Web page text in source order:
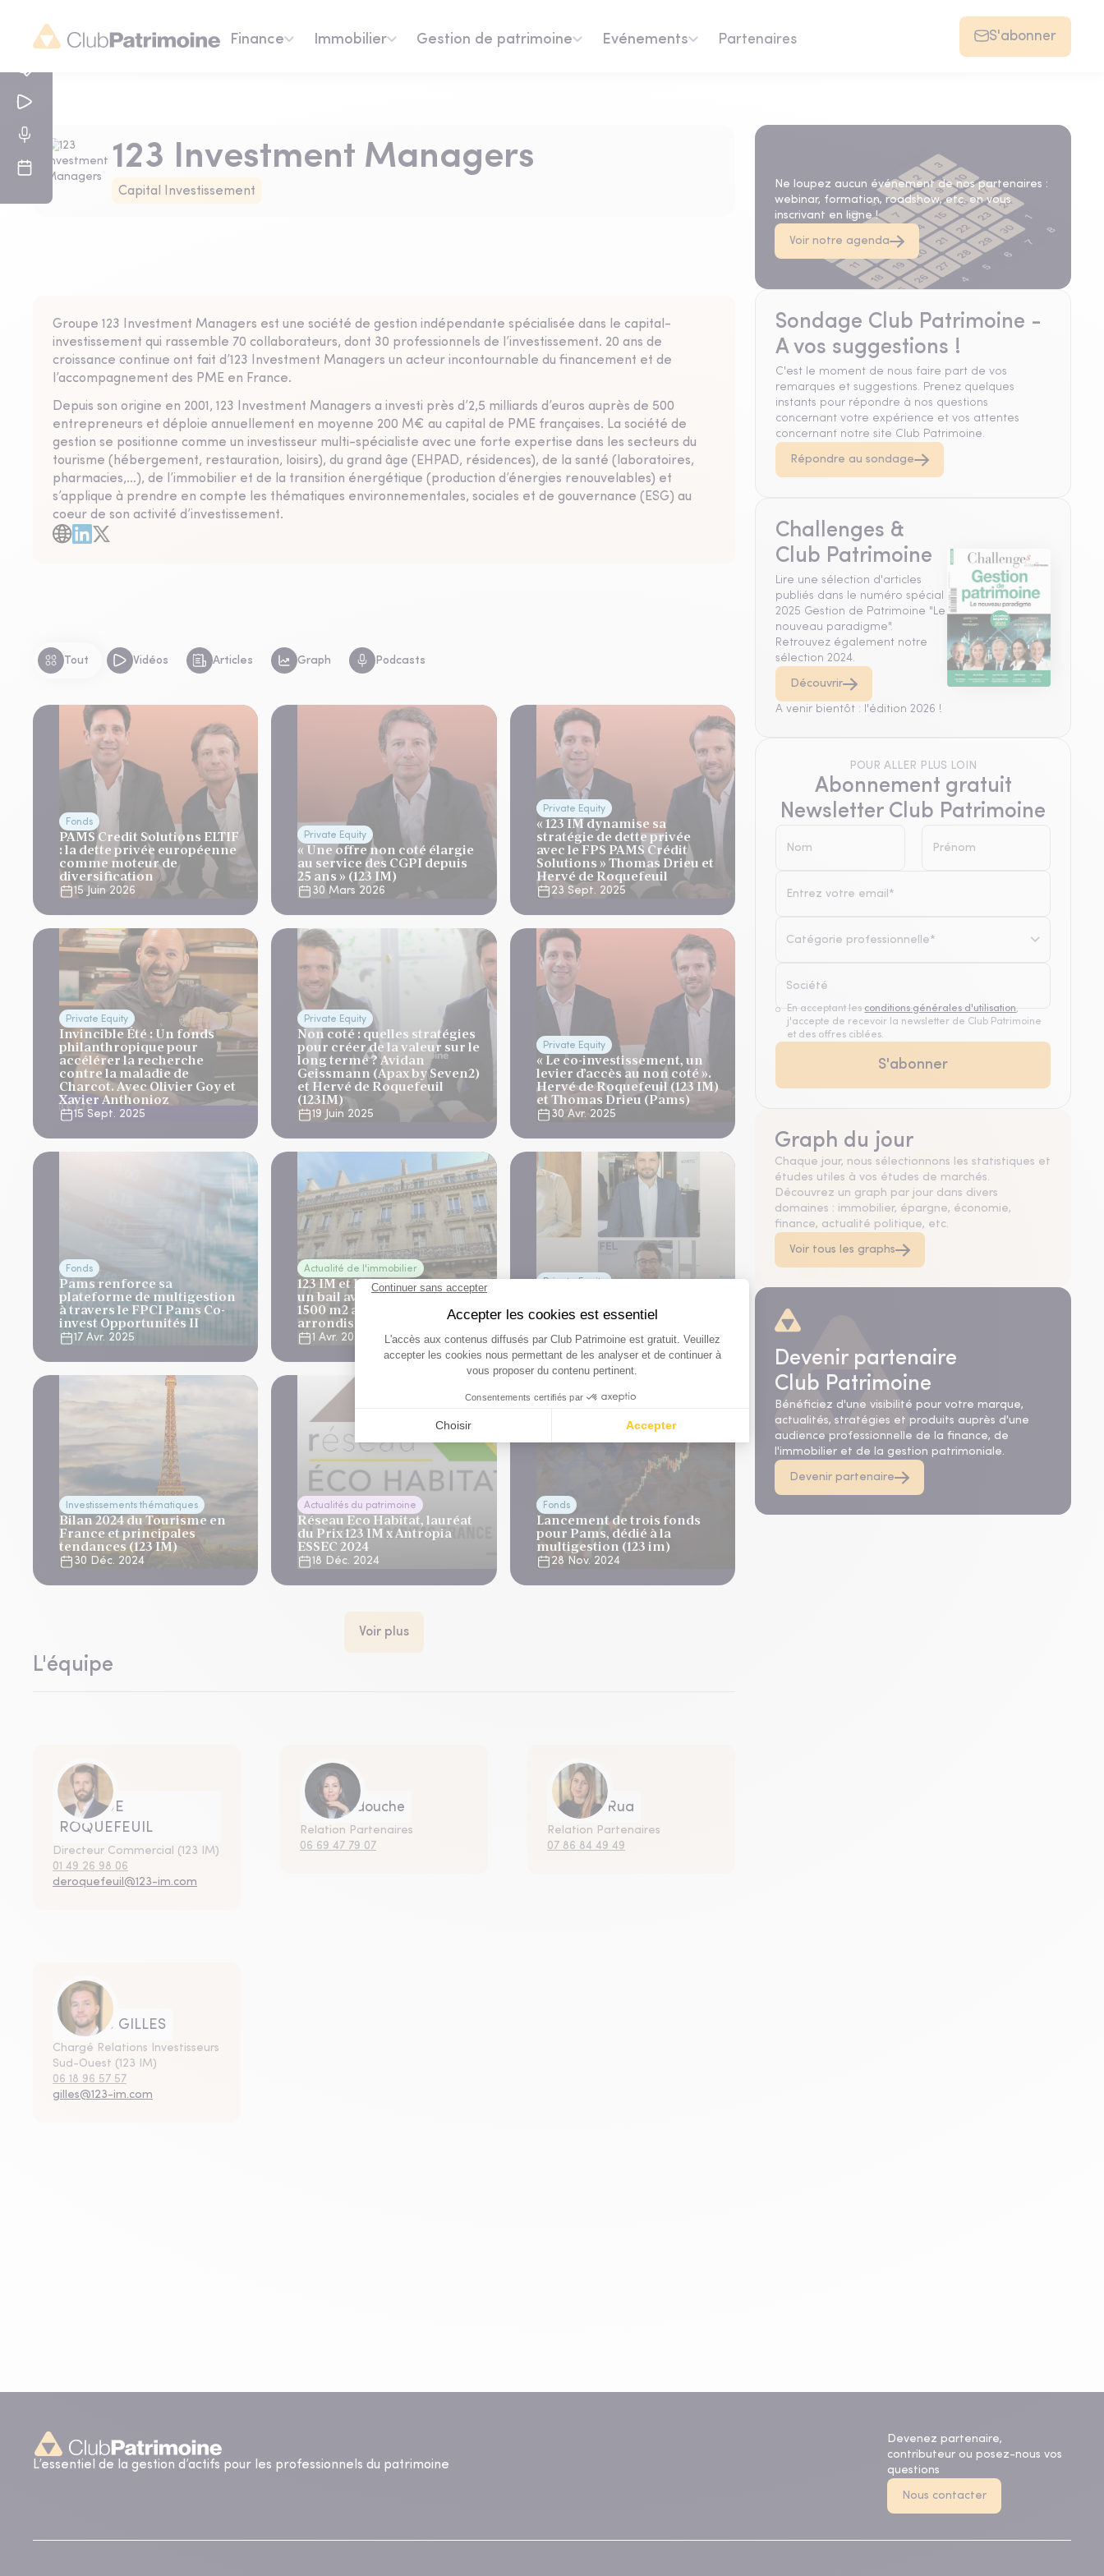
Finance Immobilier Gestion de patrimoine Evénements Partenaires S'abonner
123 Investment Managers
Capital Investissement
Groupe 123 Investment Managers est une société de gestion indépendante spécialisée dans le capital-
investissement qui rassemble 70 collaborateurs, dont 30 professionnels de l’investissement. 20 ans de
croissance continue ont fait d’123 Investment Managers un acteur incontournable du financement et de
l’accompagnement des PME en France.
Depuis son origine en 2001, 123 Investment Managers a investi près d’2,5 milliards d’euros auprès de 500
entrepreneurs et déploie annuellement en moyenne 200 M€ au capital de PME françaises. La société de
gestion se positionne comme un investisseur multi-spécialiste avec une forte expertise dans les secteurs du
tourisme (hébergement, restauration, loisirs), du grand âge (EHPAD, résidences), de la santé (laboratoires,
pharmacies,…), de l’immobilier et de la transition énergétique (production d’énergies renouvelables) et
s’applique à prendre en compte les thématiques environnementales, sociales et de gouvernance (ESG) au
coeur de son activité d’investissement.
Tout Vidéos Articles Graph Podcasts
Fonds
PAMS Credit Solutions ELTIF
: la dette privée européenne
comme moteur de
diversification
15 Juin 2026
Private Equity
« Une offre non coté élargie
au service des CGPI depuis
25 ans » (123 IM)
30 Mars 2026
Private Equity
« 123 IM dynamise sa
stratégie de dette privée
avec le FPS PAMS Crédit
Solutions » Thomas Drieu et
Hervé de Roquefeuil
23 Sept. 2025
Private Equity
Invincible Été : Un fonds
philanthropique pour
accélérer la recherche
contre la maladie de
Charcot. Avec Olivier Goy et
Xavier Anthonioz
15 Sept. 2025
Private Equity
Non coté : quelles stratégies
pour créer de la valeur sur le
long terme ? Avidan
Geissmann (Apax by Seven2)
et Hervé de Roquefeuil
(123IM)
19 Juin 2025
Private Equity
« Le co-investissement, un
levier d’accès au non coté ».
Hervé de Roquefeuil (123 IM)
et Thomas Drieu (Pams)
30 Avr. 2025
Fonds
Pams renforce sa
plateforme de multigestion
à travers le FPCI Pams Co-
invest Opportunités II
17 Avr. 2025
Actualité de l'immobilier
123 IM et Left Bank signent
un bail avec Flexliving de
1500 m2 au coeur du 8e
arrondissement de Paris
1 Avr. 2025
Private Equity
les secteurs les plus
attractifs ?
11 Févr. 2025
Investissements thématiques
Bilan 2024 du Tourisme en
France et principales
tendances (123 IM)
30 Déc. 2024
Actualités du patrimoine
Réseau Eco Habitat, lauréat
du Prix 123 IM x Antropia
ESSEC 2024
18 Déc. 2024
Fonds
Lancement de trois fonds
pour Pams, dédié à la
multigestion (123 im)
28 Nov. 2024
Voir plus
L'équipe
Hervé DE
ROQUEFEUIL
Directeur Commercial (123 IM)
01 49 26 98 06
deroquefeuil@123-im.com
Leila Hidouche
Relation Partenaires
06 69 47 79 07
Marina Rua
Relation Partenaires
07 86 84 49 49
Maxime GILLES
Chargé Relations Investisseurs
Sud-Ouest (123 IM)
06 18 96 57 57
gilles@123-im.com
Ne loupez aucun événement de nos partenaires :
webinar, formation, roadshow, etc. en vous
inscrivant en ligne !
Voir notre agenda
Sondage Club Patrimoine -
A vos suggestions !
C'est le moment de nous faire part de vos
remarques et suggestions. Prenez quelques
instants pour répondre à nos questions
concernant votre expérience et vos attentes
concernant notre site Club Patrimoine.
Répondre au sondage
Challenges &
Club Patrimoine
Lire une sélection d'articles
publiés dans le numéro spécial
2025 Gestion de Patrimoine "Le
nouveau paradigme".
Retrouvez également notre
sélection 2024.
Découvrir
A venir bientôt : l'édition 2026 !
POUR ALLER PLUS LOIN
Abonnement gratuit
Newsletter Club Patrimoine
Catégorie professionnelle*
En acceptant les conditions générales d'utilisation,
j'accepte de recevoir la newsletter de Club Patrimoine
et des offres ciblées.
Graph du jour
Chaque jour, nous sélectionnons les statistiques et
études utiles à vos études de marchés.
Découvrez un graph par jour dans divers
domaines : immobilier, épargne, économie,
finance, actualité politique, etc.
Voir tous les graphs
Devenir partenaire
Club Patrimoine
Bénéficiez d'une visibilité pour votre marque,
actualités, stratégies et produits auprès d'une
audience professionnelle de la finance, de
l'immobilier et de la gestion patrimoniale.
Devenir partenaire
L’essentiel de la gestion d’actifs pour les professionnels du patrimoine
Devenez partenaire,
contributeur ou posez-nous vos
questions
Nous contacter